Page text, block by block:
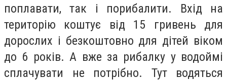
поплавати, так і порибалити. Вхід на
територію коштує від 15 гривень для
дорослих і безкоштовно для дітей віком
до 6 років. А вже за рибалку у водоймі
сплачувати не потрібно. Тут водяться